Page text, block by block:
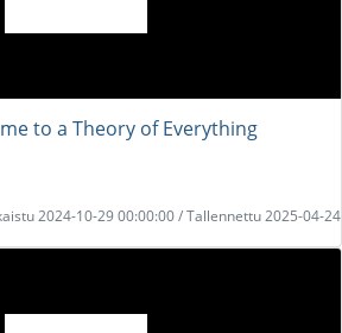
to a Theory of Everything
2024-10-29 00:00:00 / Tallennettu 2025-04-24